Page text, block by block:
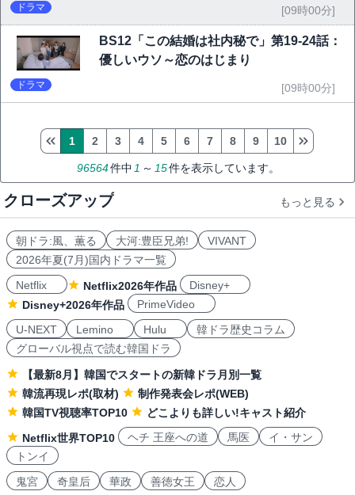
ドラマ [09時00分]
BS12「この結婚は社内秘で」第19-24話：
優しいウソ～恋のはじまり
ドラマ [09時00分]
96564件中 1 ～ 15件を表示しています。
1 2 3 4 5 6 7 8 9 10
クローズアップ もっと見る
朝ドラ:風、薫る 大河:豊臣兄弟!
VIVANT
2026年夏(7月)国内ドラマ一覧
Netflix
Netflix2026年作品
Disney+
Disney+2026年作品
PrimeVideo
U-NEXT
Lemino Hulu
韓ドラ歴史コラム
グローバル視点で読む韓国ドラ
【最新8月】韓国でスタートの新韓ドラ月別一覧
韓流再現レポ(取材)
制作発表会レポ(WEB)
韓国TV視聴率TOP10
どこよりも詳しい!キャスト紹介
Netflix世界TOP10
ヘチ 王座への道 馬医
イ・サン
トンイ
鬼宮
奇皇后 華政 善徳女王 恋人